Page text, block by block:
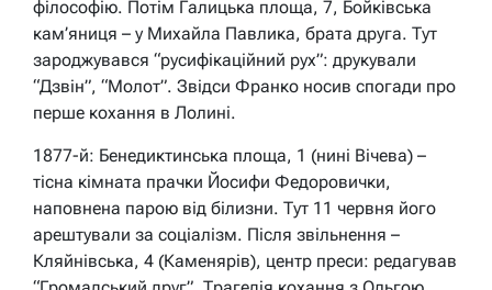
філософію. Потім Галицька площа, 7, Бойківська
кам’яниця – у Михайла Павлика, брата друга. Тут
зароджувався “русифікаційний рух”: друкували
“Дзвін”, “Молот”. Звідси Франко носив спогади про
перше кохання в Лолині.
1877-й: Бенедиктинська площа, 1 (нині Вічева) –
тісна кімната прачки Йосифи Федоровички,
наповнена парою від білизни. Тут 11 червня його
арештували за соціалізм. Після звільнення –
Кляйнівська, 4 (Каменярів), центр преси: редагував